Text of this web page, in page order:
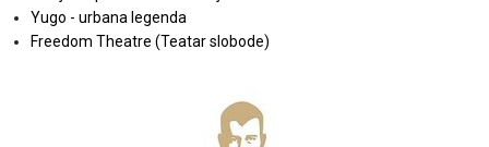
Yugo - urbana legenda
Freedom Theatre (Teatar slobode)